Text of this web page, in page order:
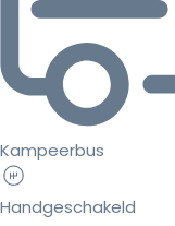
Kampeerbus
Handgeschakeld